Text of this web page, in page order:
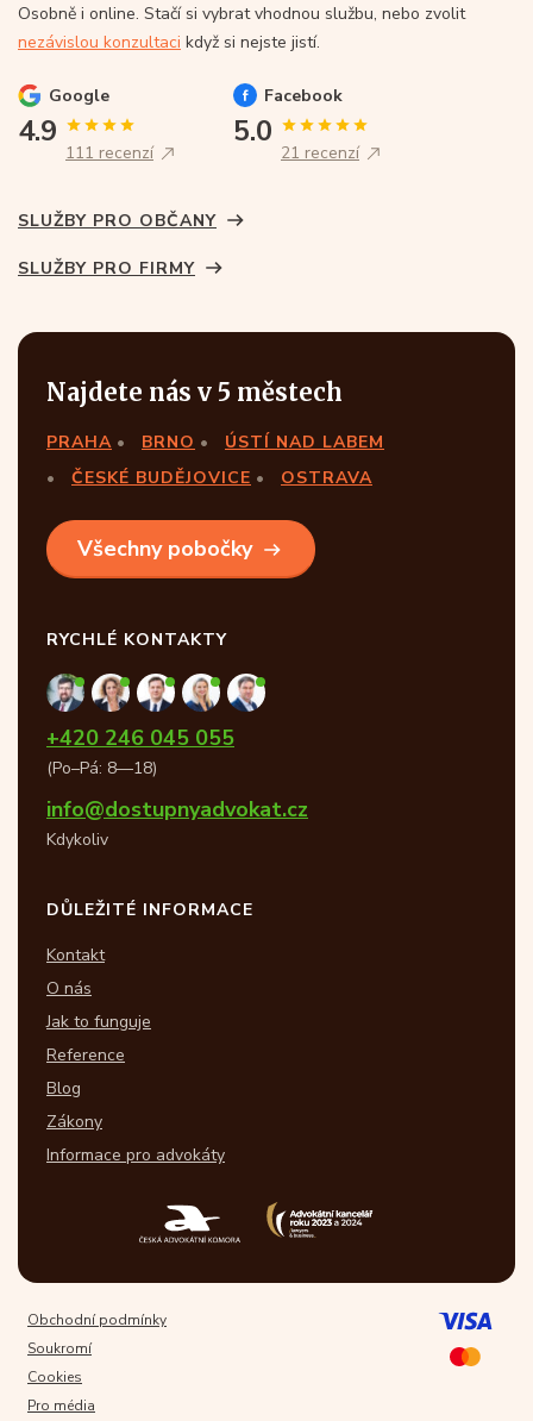
Osobně i online. Stačí si vybrat vhodnou službu, nebo zvolit
nezávislou konzultaci když si nejste jistí.
Google
4.9
111 recenzí
Facebook
5.0
21 recenzí
SLUŽBY PRO OBČANY
SLUŽBY PRO FIRMY
Najdete nás v 5 městech
PRAHA BRNO
ÚSTÍ NAD LABEM
ČESKÉ BUDĚJOVICE
OSTRAVA
Všechny pobočky
RYCHLÉ KONTAKTY
+420 246 045 055
(Po–Pá: 8—18)
info@dostupnyadvokat.cz
Kdykoliv
DŮLEŽITÉ INFORMACE
Kontakt
O nás
Jak to funguje
Reference
Blog
Zákony
Informace pro advokáty
Obchodní podmínky
Soukromí
Cookies
Pro média